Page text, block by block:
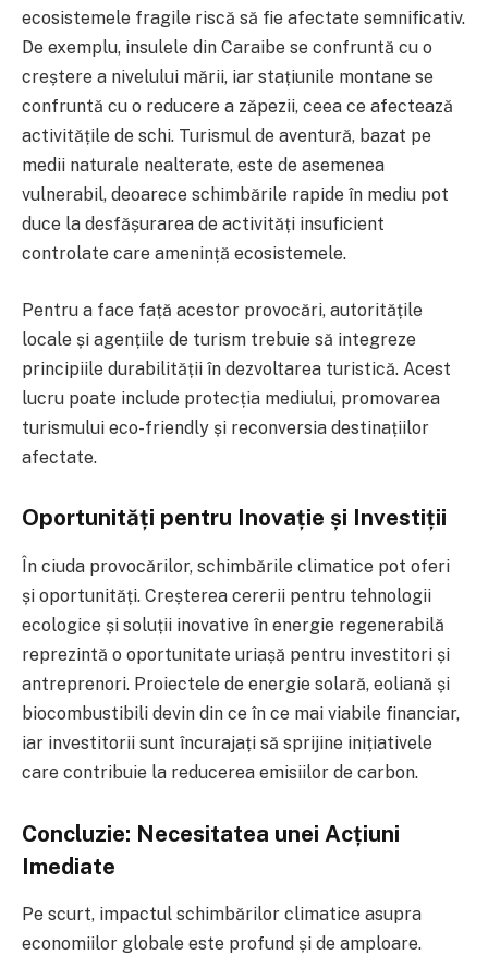
ecosistemele fragile riscă să fie afectate semnificativ.
De exemplu, insulele din Caraibe se confruntă cu o
creștere a nivelului mării, iar stațiunile montane se
confruntă cu o reducere a zăpezii, ceea ce afectează
activitățile de schi. Turismul de aventură, bazat pe
medii naturale nealterate, este de asemenea
vulnerabil, deoarece schimbările rapide în mediu pot
duce la desfășurarea de activități insuficient
controlate care amenință ecosistemele.
Pentru a face față acestor provocări, autoritățile
locale și agențiile de turism trebuie să integreze
principiile durabilității în dezvoltarea turistică. Acest
lucru poate include protecția mediului, promovarea
turismului eco-friendly și reconversia destinațiilor
afectate.
Oportunități pentru Inovație și Investiții
În ciuda provocărilor, schimbările climatice pot oferi
și oportunități. Creșterea cererii pentru tehnologii
ecologice și soluții inovative în energie regenerabilă
reprezintă o oportunitate uriașă pentru investitori și
antreprenori. Proiectele de energie solară, eoliană și
biocombustibili devin din ce în ce mai viabile financiar,
iar investitorii sunt încurajați să sprijine inițiativele
care contribuie la reducerea emisiilor de carbon.
Concluzie: Necesitatea unei Acțiuni
Imediate
Pe scurt, impactul schimbărilor climatice asupra
economiilor globale este profund și de amploare.